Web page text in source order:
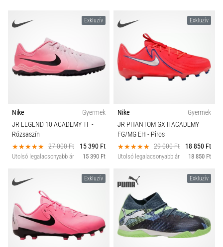
Exkluzív
Nike
Gyermek
JR LEGEND 10 ACADEMY TF-
Rózsaszín
27 000 Ft
15 390 Ft
Utolsó legalacsonyabb ár 15 390 Ft
Exkluzív
Nike
Gyermek
JR PHANTOM GX II ACADEMY
FG/MG EH - Piros
29 000 Ft
18 850 Ft
Utolsó legalacsonyabb ár 18 850 Ft
Exkluzív Exkluzív